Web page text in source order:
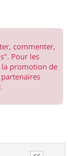
commenter,
Pour les
la promotion de